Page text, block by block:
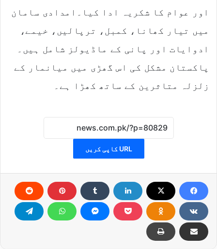
اور عوام کا شکریہ ادا کیا۔امدادی سامان
میں تیار کھانا، کمبل، ترپالیں، خیمے،
ادوایات اور پانی کے ماڈیولز شامل ہیں۔
پاکستان مشکل کی اس گھڑی میں میانمار کے
زلزلہ متاثرین کے ساتھ کھڑا ہے۔
URL کاپی کریں